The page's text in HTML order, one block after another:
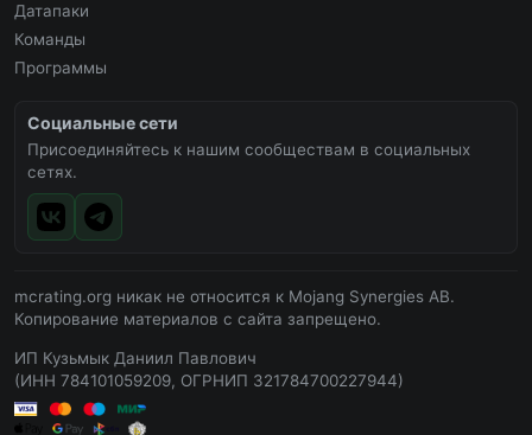
Датапаки
Команды
Программы
Социальные сети
Присоединяйтесь к нашим сообществам в социальных
сетях.
mcrating.org никак не относится к Mojang Synergies AB.
Копирование материалов с сайта запрещено.
ИП Кузьмык Даниил Павлович
(ИНН 784101059209, ОГРНИП 321784700227944)